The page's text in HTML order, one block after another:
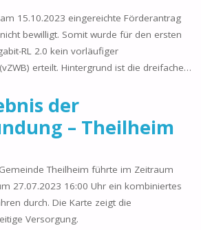
15.10.2023 eingereichte Förderantrag
bewilligt. Somit wurde für den ersten
RL 2.0 kein vorläufiger
erteilt. Hintergrund ist die dreifache…
der
– Theilheim
Theilheim führte im Zeitraum
27.07.2023 16:00 Uhr ein kombiniertes
durch. Die Karte zeigt die
Versorgung.